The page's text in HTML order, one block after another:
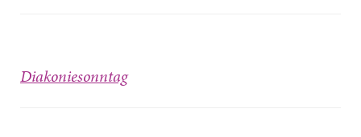
Diakoniesonntag